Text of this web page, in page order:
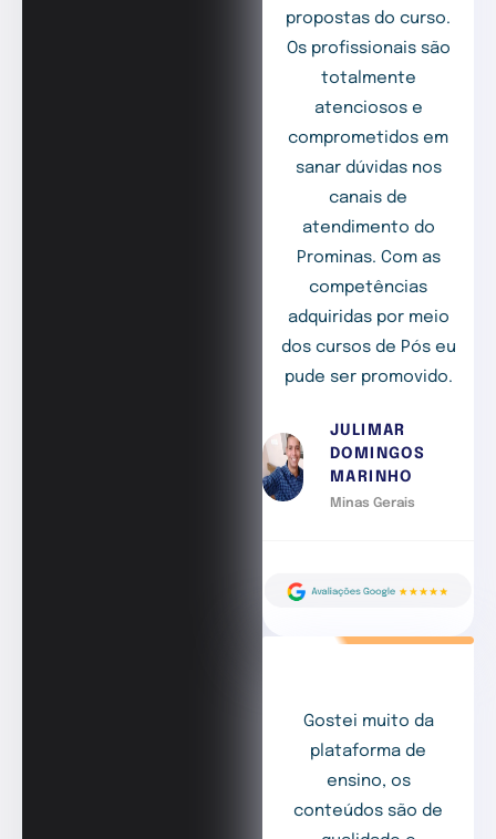
propostas do curso.
Os profissionais são
totalmente
atenciosos e
comprometidos em
sanar dúvidas nos
canais de
atendimento do
Prominas. Com as
competências
adquiridas por meio
dos cursos de Pós eu
pude ser promovido.
JULIMAR
DOMINGOS
MARINHO
Minas Gerais
Gostei muito da
plataforma de
ensino, os
conteúdos são de